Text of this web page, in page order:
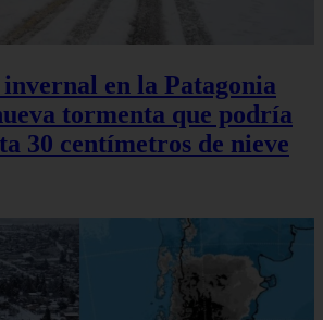
en la Patagonia
tormenta que podría
30 centímetros de nieve